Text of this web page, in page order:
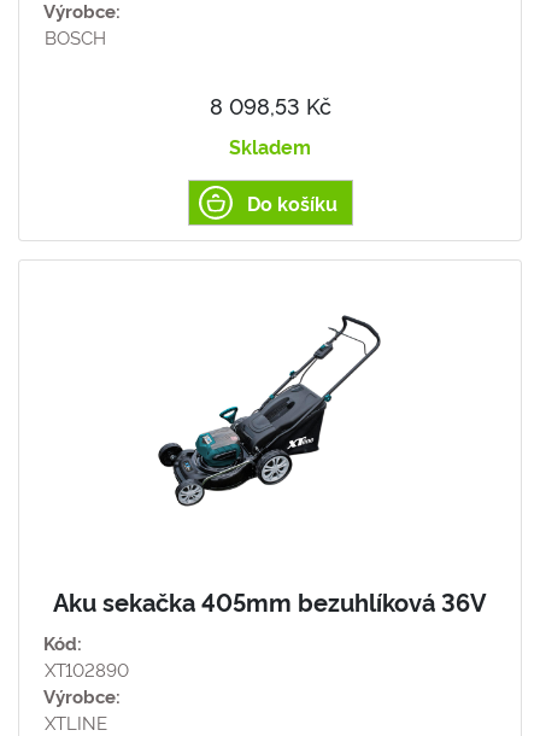
Výrobce:
BOSCH
8 098,53 Kč
Skladem
Do košíku
Aku sekačka 405mm bezuhlíková 36V
Kód:
XT102890
Výrobce:
XTLINE